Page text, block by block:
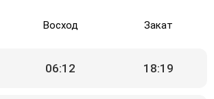
Восход Закат
06:12 18:19